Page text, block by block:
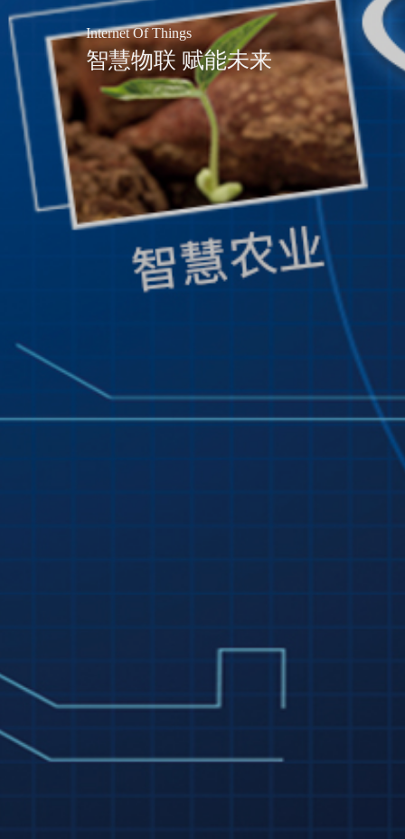
Internet Of Things
智慧物联 赋能未来